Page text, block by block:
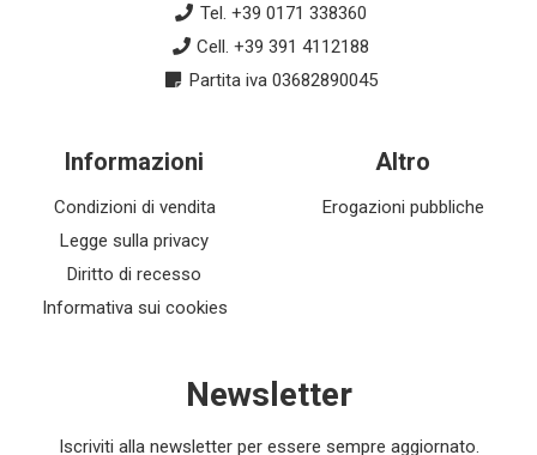
Tel. +39 0171 338360
Cell. +39 391 4112188
Partita iva 03682890045
Informazioni
Condizioni di vendita
Legge sulla privacy
Diritto di recesso
Informativa sui cookies
Altro
Erogazioni pubbliche
Newsletter
Iscriviti alla newsletter per essere sempre aggiornato.